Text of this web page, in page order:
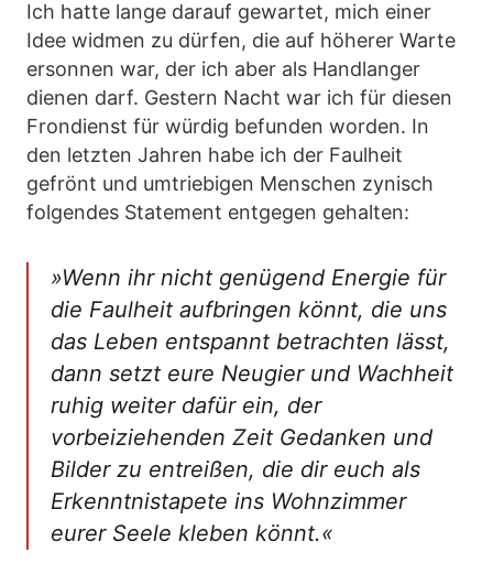
Ich hatte lange darauf gewartet, mich einer
Idee widmen zu dürfen, die auf höherer Warte
ersonnen war, der ich aber als Handlanger
dienen darf. Gestern Nacht war ich für diesen
Frondienst für würdig befunden worden. In
den letzten Jahren habe ich der Faulheit
gefrönt und umtriebigen Menschen zynisch
folgendes Statement entgegen gehalten:
»Wenn ihr nicht genügend Energie für
die Faulheit aufbringen könnt, die uns
das Leben entspannt betrachten lässt,
dann setzt eure Neugier und Wachheit
ruhig weiter dafür ein, der
vorbeiziehenden Zeit Gedanken und
Bilder zu entreißen, die dir euch als
Erkenntnistapete ins Wohnzimmer
eurer Seele kleben könnt.«